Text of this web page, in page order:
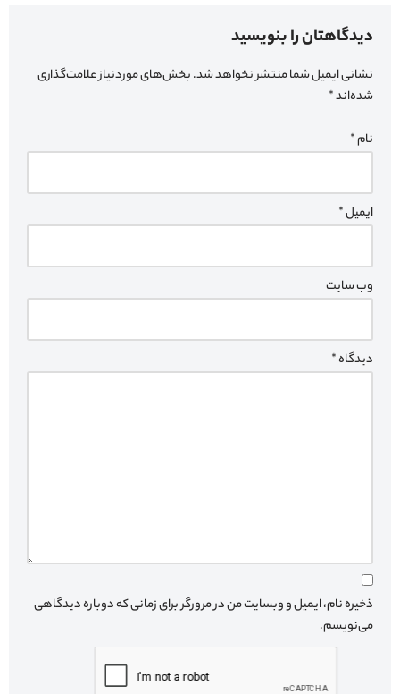
دیدگاهتان را بنویسید
نشانی ایمیل شما منتشر نخواهد شد.بخش‌های موردنیاز علامت‌گذاری
شده‌اند*
نام*
ایمیل*
وب‌ سایت
دیدگاه*
ذخیره نام، ایمیل و وبسایت من در مرورگر برای زمانی که دوباره دیدگاهی
می‌نویسم.